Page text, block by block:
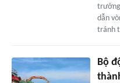
dẫn
tránh
Bộ